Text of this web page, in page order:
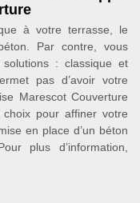
à votre terrasse, le
Par contre, vous
: classique et
pas d’avoir votre
Marescot Couverture
pour affiner votre
en place d’un béton
plus d’information,